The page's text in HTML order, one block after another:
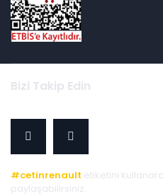
Bizi Takip Edin
#cetinrenault etiketini
paylaşabilirsiniz.